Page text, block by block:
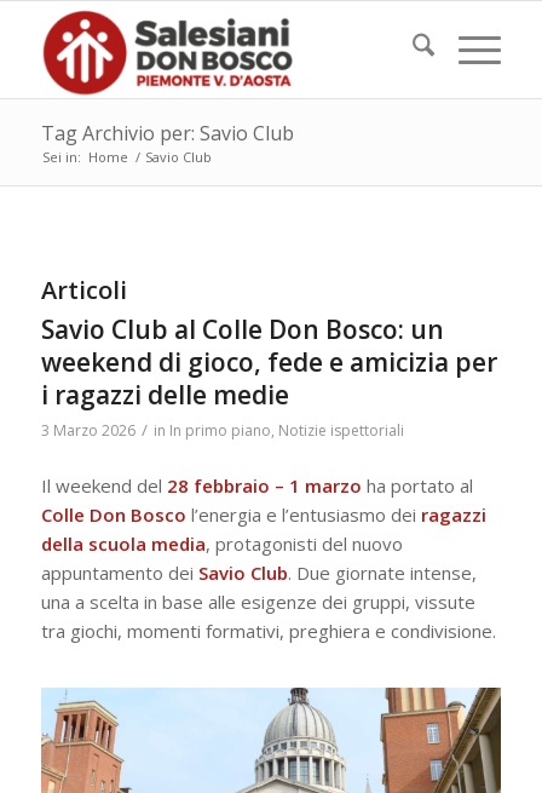
Tag Archivio per: Savio Club
Sei in: Home / Savio Club
Articoli
Savio Club al Colle Don Bosco: un
weekend di gioco, fede e amicizia per
i ragazzi delle medie
3 Marzo 2026 / in In primo piano, Notizie ispettoriali
Il weekend del 28 febbraio – 1 marzo ha portato al
Colle Don Bosco l’energia e l’entusiasmo dei ragazzi
della scuola media, protagonisti del nuovo
appuntamento dei Savio Club. Due giornate intense,
una a scelta in base alle esigenze dei gruppi, vissute
tra giochi, momenti formativi, preghiera e condivisione.